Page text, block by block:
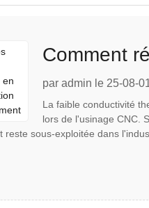
Comment
des pièces
liquide de
par admin le 25-08-
La faible conductivité
lors de l'usinage CNC.
reste sous-exploitée dans